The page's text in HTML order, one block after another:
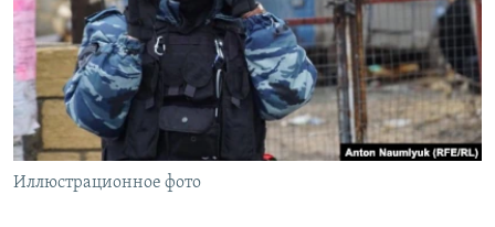
ПОБЕДИТЕЛЕЙ НЕ СУДЯТ?
КРЫМ.НЕПОКОРЕННЫЙ
ELIFBE
УКРАИНСКАЯ ПРОБЛЕМА КРЫМА
ПРИСОЕДИНЯЙТЕСЬ!
Все сайты RFE/RL
Иллюстрационное фото